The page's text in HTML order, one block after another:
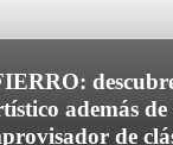
además
de